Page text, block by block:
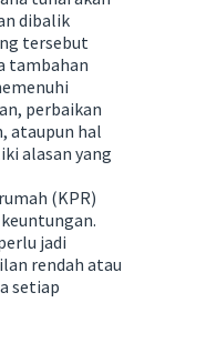
dibalik
tersebut
tambahan
perbaikan
ataupun hal
alasan yang
(KPR)
jadi
rendah atau
setiap